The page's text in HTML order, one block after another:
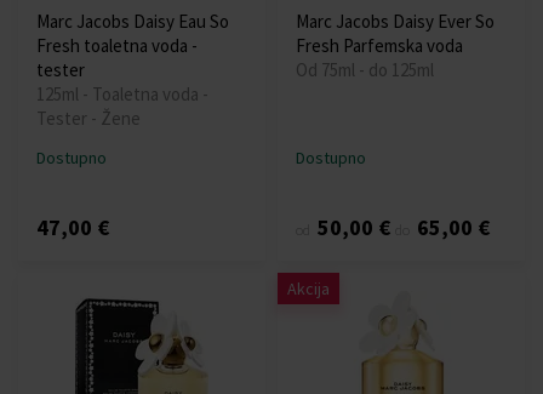
Marc Jacobs Daisy Eau So
Fresh toaletna voda -
tester
125ml - Toaletna voda -
Tester - Žene
Dostupno
47,00 €
Marc Jacobs Daisy Ever So
Fresh Parfemska voda
Od 75ml - do 125ml
Dostupno
50,00 € 65,00 €
Akcija